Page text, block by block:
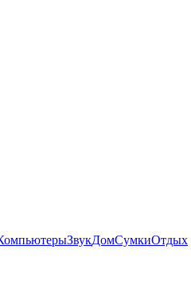
ЗвукДомСумкиОтдых